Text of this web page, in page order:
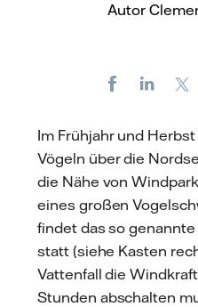
Autor
Facebook
Im Frühjahr und
Vögeln über die
die Nähe von
eines großen
findet das so
statt (siehe Kasten
Vattenfall die
Stunden abschalten